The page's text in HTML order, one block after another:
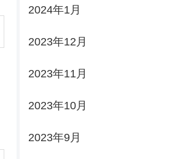
2024年1月
2023年12月
2023年11月
2023年10月
2023年9月